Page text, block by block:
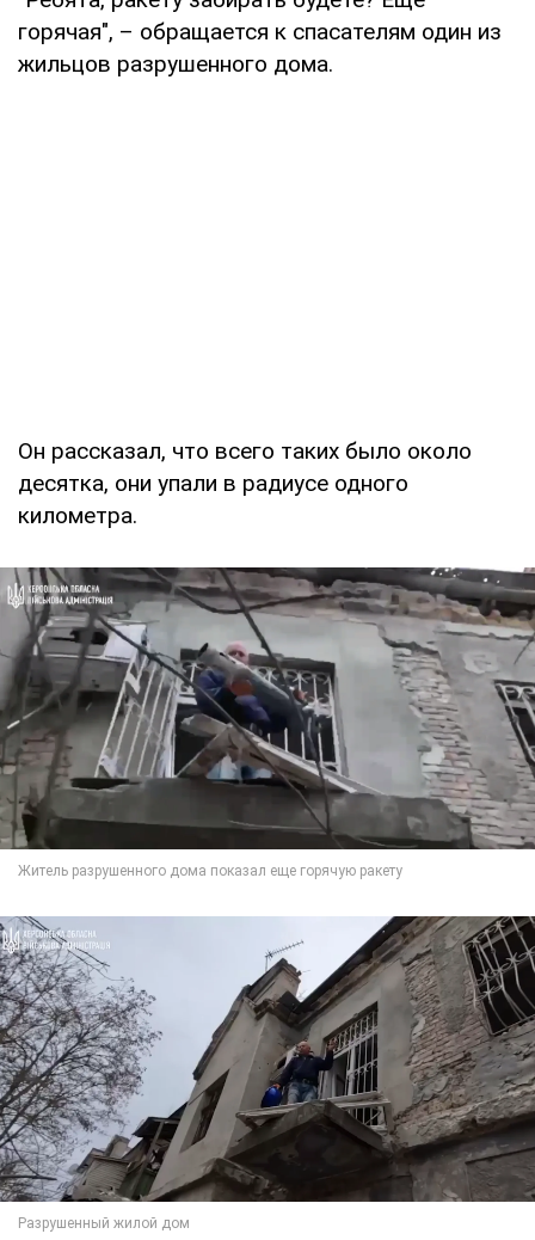
горячая", – обращается к спасателям один из
жильцов разрушенного дома.
Он рассказал, что всего таких было около
десятка, они упали в радиусе одного
километра.